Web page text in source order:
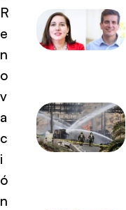
R
e
n
o
v
a
c
i
ó
n